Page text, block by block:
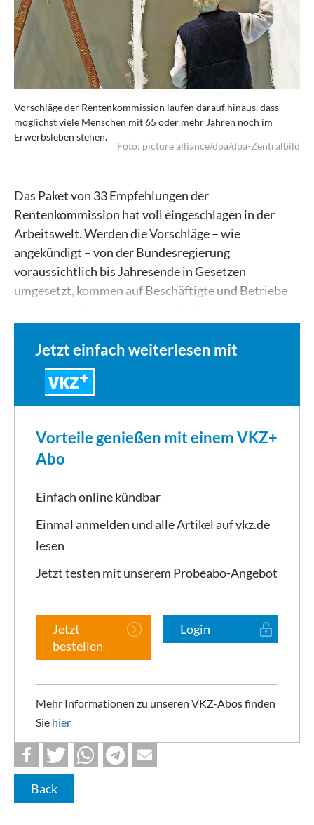
Vorschläge der Rentenkommission laufen darauf hinaus, dass
möglichst viele Menschen mit 65 oder mehr Jahren noch im
Erwerbsleben stehen.
Foto: picture alliance/dpa/dpa-Zentralbild
Das Paket von 33 Empfehlungen der
Rentenkommission hat voll eingeschlagen in der
Arbeitswelt. Werden die Vorschläge – wie
angekündigt – von der Bundesregierung
voraussichtlich bis Jahresende in Gesetzen
umgesetzt, kommen auf Beschäftigte und Betriebe
Jetzt einfach weiterlesen mit
VKZ
Vorteile genießen mit einem VKZ+
Abo
Einfach online kündbar
Einmal anmelden und alle Artikel auf vkz.de
lesen
Jetzt testen mit unserem Probeabo-Angebot
Jetzt
bestellen
Login
Mehr Informationen zu unseren VKZ-Abos finden
Sie hier
Back